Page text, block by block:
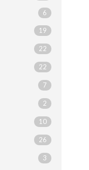
6
19
22
22
7
2
10
26
3